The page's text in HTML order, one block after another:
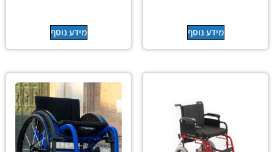
מידע נוסף מידע נוסף